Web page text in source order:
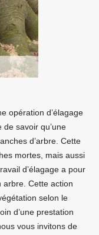
opération d’élagage
de savoir qu’une
d’arbre. Cette
mortes, mais aussi
d’élagage a pour
arbre. Cette action
selon le
d’une prestation
vous invitons de